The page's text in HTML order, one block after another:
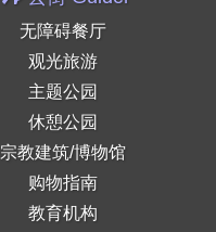
无障碍餐厅
观光旅游
主题公园
休憩公园
宗教建筑/博物馆
购物指南
教育机构